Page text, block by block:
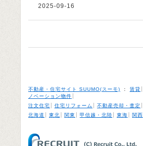
笑いコンビ・からし蓮根のおふた
二人に、学生時代を過ごした熊本、
2025-09-16
不動産・住宅サイト SUUMO(スーモ) ： 賃貸
ノベーション物件
注文住宅
住宅リフォーム 不動産売却・査定
北海道
東北 関東 甲信越・北陸 東海 関西